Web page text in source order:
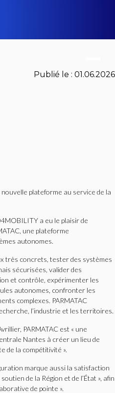
Publié le : 01.06.2026
nouvelle plateforme au service de la
a eu le plaisir de
une plateforme
autonomes.
très concrets, tester des systèmes
sécurisées, valider des
et contrôle, expérimenter les
autonomes, confronter les
complexes. PARMATAC
l’industrie et les territoires.
PARMATAC est « une
Nantes à créer un lieu de
de la compétitivité ».
marque aussi la satisfaction
de la Région et de l’État », afin
de pointe ».